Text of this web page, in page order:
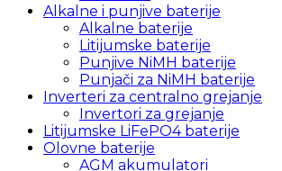
Alkalne i punjive baterije
Alkalne baterije
Litijumske baterije
Punjive NiMH baterije
Punjači za NiMH baterije
Inverteri za centralno grejanje
Invertori za grejanje
Litijumske LiFePO4 baterije
Olovne baterije
AGM akumulatori